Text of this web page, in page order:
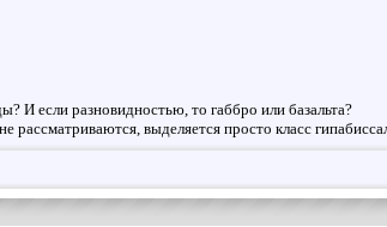
И если разновидностью, то габбро или базальта?
рассматриваются, выделяется просто класс